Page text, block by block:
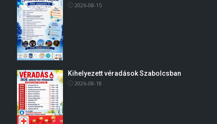
2026-08-15
Kihelyezett véradások Szabolcsban
2026-08-18